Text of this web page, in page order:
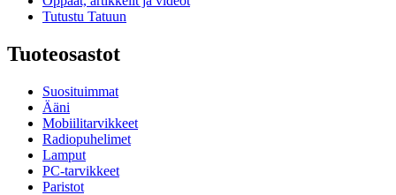
Tutustu Tatuun
Tuoteosastot
Suosituimmat
Ääni
Mobiilitarvikkeet
Radiopuhelimet
Lamput
PC-tarvikkeet
Paristot